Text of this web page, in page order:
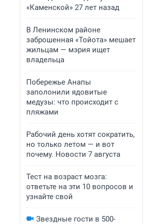
«Каменской» 27 лет назад
В Ленинском районе
заброшенная «Тойота» мешает
жильцам — мэрия ищет
владельца
Побережье Анапы
заполонили ядовитые
медузы: что происходит с
пляжами
Рабочий день хотят сократить,
но только летом — и вот
почему. Новости 7 августа
Тест на возраст мозга:
ответьте на эти 10 вопросов и
узнайте свой
Звездные гости в 500-